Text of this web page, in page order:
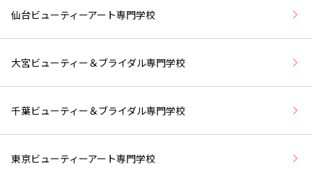
仙台ビューティーアート専門学校
大宮ビューティー＆ブライダル専門学校
千葉ビューティー＆ブライダル専門学校
東京ビューティーアート専門学校